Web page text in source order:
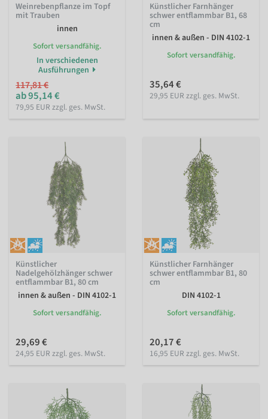
Weinrebenpflanze im Topf
mit Trauben
innen
Sofort versandfähig.
In verschiedenen
Ausführungen
117,81 €
ab 95,14 €
79,95 EUR zzgl. ges. MwSt.
Künstlicher Farnhänger
schwer entflammbar B1, 68
cm
innen & außen - DIN 4102-1
Sofort versandfähig.
35,64 €
29,95 EUR zzgl. ges. MwSt.
Künstlicher
Nadelgehölzhänger schwer
entflammbar B1, 80 cm
innen & außen - DIN 4102-1
Sofort versandfähig.
29,69 €
24,95 EUR zzgl. ges. MwSt.
Künstlicher Farnhänger
schwer entflammbar B1, 80
cm
DIN 4102-1
Sofort versandfähig.
20,17 €
16,95 EUR zzgl. ges. MwSt.